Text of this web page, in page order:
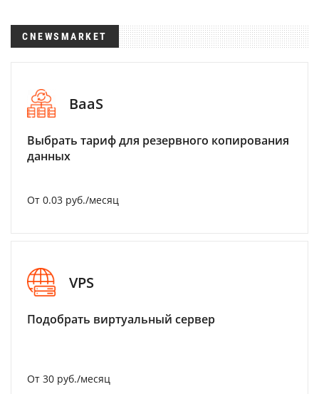
CNEWSMARKET
BaaS
Выбрать тариф для резервного копирования
данных
От 0.03 руб./месяц
VPS
Подобрать виртуальный сервер
От 30 руб./месяц